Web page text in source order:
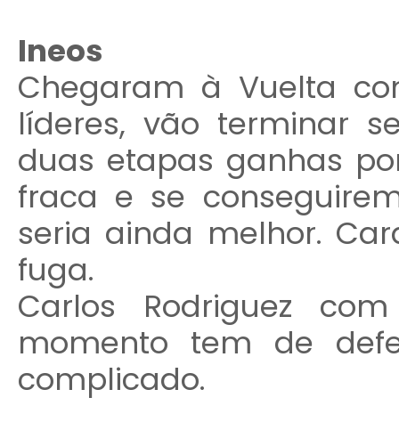
Ineos
Chegaram à Vuelta
líderes, vão terminar
duas etapas ganhas
fraca e se
seria ainda melhor.
fuga.
Carlos Rodriguez
momento tem de
complicado.